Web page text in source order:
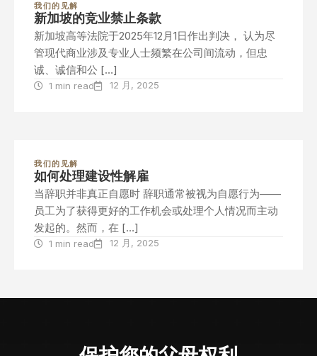
我们的见解
新加坡的竞业禁止条款
新加坡高等法院于2025年12月1日作出判决， 认为尽
管现代商业涉及专业人士频繁在公司间流动，但忠
诚、诚信和公 […]
1 min read 12 月, 2025
我们的见解
如何处理建设性解雇
当辞职并非真正自愿时 辞职通常被视为自愿行为——
员工为了获得更好的工作机会或处理个人情况而主动
发起的。然而，在 […]
1 min read 12 月, 2025